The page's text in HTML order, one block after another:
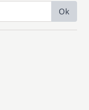
Ok